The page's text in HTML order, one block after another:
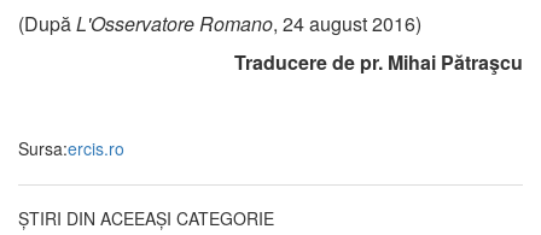
(DupăL'Osservatore Romano, 24 august 2016)
Traducere de pr. Mihai Pătraşcu
Sursa:ercis.ro
ȘTIRI DIN ACEEAȘI CATEGORIE